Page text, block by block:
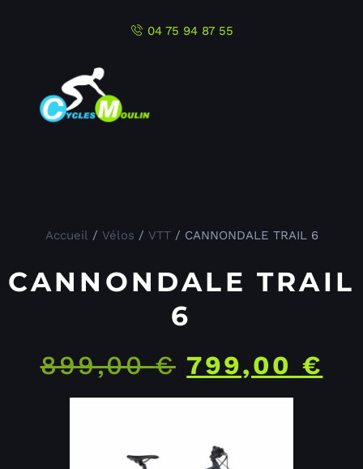
04 75 94 87 55
Accueil/ Vélos / VTT/ CANNONDALE TRAIL 6
CANNONDALE TRAIL
6
899,00€ 799,00€